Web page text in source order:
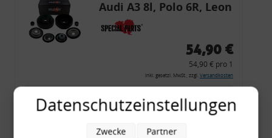
Audi A3 8l, Polo 6R, Leon
54,90 €
54,90 € pro 1
inkl. gesetzl. MwSt., zzgl. Versandkosten
Merkzettel
Datenschutzeinstellungen
Zwecke Partner